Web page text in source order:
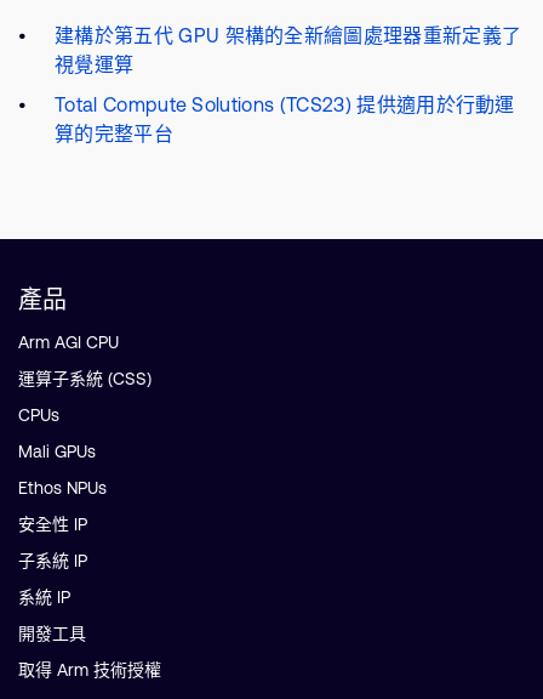
建構於第五代 GPU 架構的全新繪圖處理器重新定義了
視覺運算
Total Compute Solutions (TCS23) 提供適用於行動運
算的完整平台
產品
Arm AGI CPU
運算子系統 (CSS)
CPUs
Mali GPUs
Ethos NPUs
安全性 IP
子系統 IP
系統 IP
開發工具
取得 Arm 技術授權